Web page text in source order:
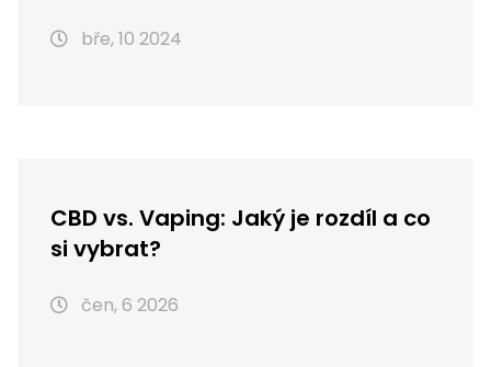
bře, 10 2024
CBD vs. Vaping: Jaký je rozdíl a co
si vybrat?
čen, 6 2026